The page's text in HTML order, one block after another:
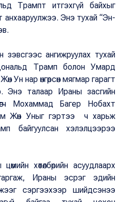
Трампт итгэхгүй байхыг
Энэ тухай “Эн-
зэвсгээс ангижруулах тухай
Трамп болон Умард
Ун нар өнгөрсөн мягмар гарагт
Энэ талаар Ираны засгийн
Мохаммад Багер Нобахт
Жөн Уныг гэртээ ч харьж
байгуулсан хэлэлцээрээ
хөтөлбөрийн асуудлаарх
Ираны эсрэг эдийн
сэргээхээр шийдсэнээ